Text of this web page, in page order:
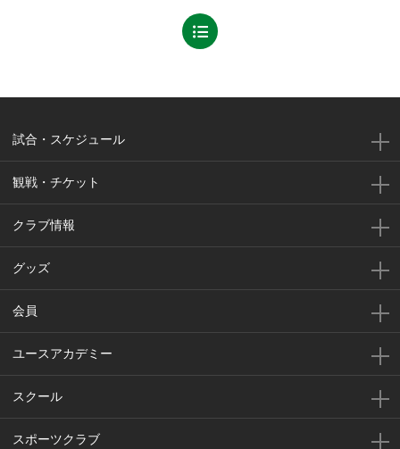
試合・スケジュール
観戦・チケット
クラブ情報
グッズ
会員
ユースアカデミー
スクール
スポーツクラブ